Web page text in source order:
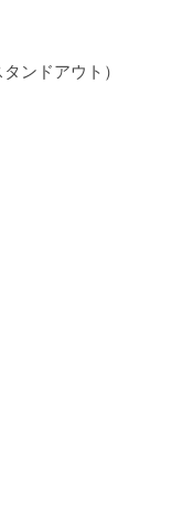
ンドアウト）